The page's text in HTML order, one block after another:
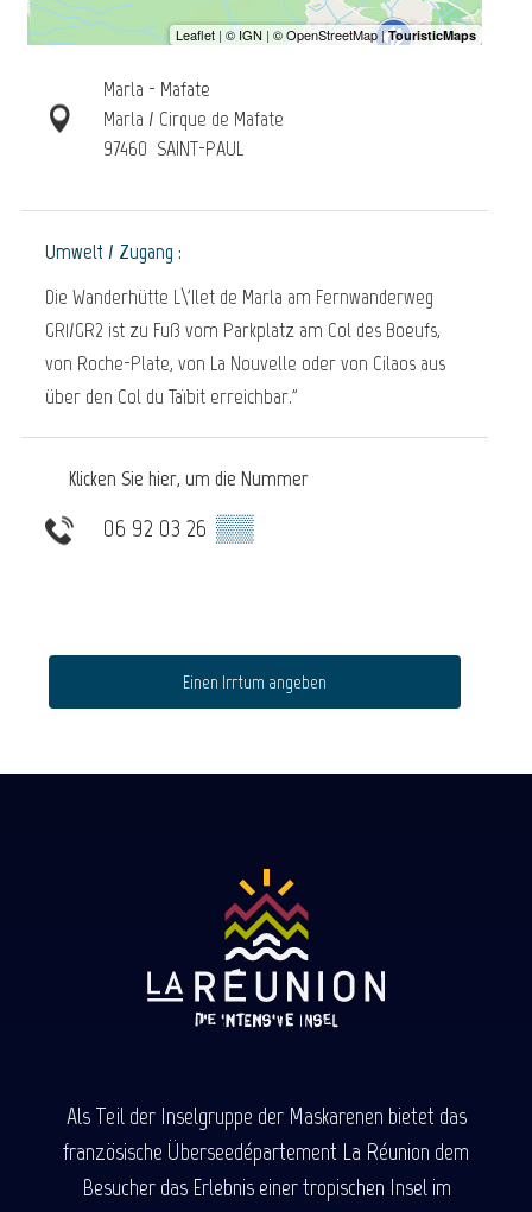
Marla - Mafate
Marla / Cirque de Mafate
97460 SAINT-PAUL
Umwelt / Zugang :
Die Wanderhütte L\'Ilet de Marla am Fernwanderweg
GR1/GR2 ist zu Fuß vom Parkplatz am Col des Boeufs,
von Roche-Plate, von La Nouvelle oder von Cilaos aus
über den Col du Taïbit erreichbar."
Klicken Sie hier, um die Nummer
06 92 03 26 ▒▒
Einen Irrtum angeben
Als Teil der Inselgruppe der Maskarenen bietet das
französische Überseedépartement La Réunion dem
Besucher das Erlebnis einer tropischen Insel im